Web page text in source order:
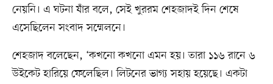
নেয়নি। এ ঘটনা যাঁর বলে, সেই খুররম শেহজাদই দিন শেষে
এসেছিলেন সংবাদ সম্মেলনে।
শেহজাদ বলেছেন, ‘কখনো কখনো এমন হয়। তারা ১১৬ রানে ৬
উইকেট হারিয়ে ফেলেছিল। লিটনের ভাগ্য সহায় হয়েছে। একটা